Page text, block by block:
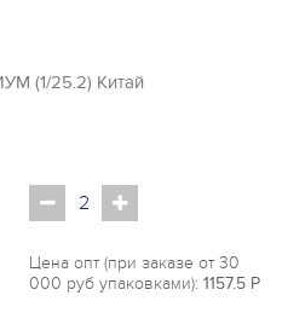
(1/25.2) Китай
Цена опт (при заказе от 30
000 руб упаковками): 1157.5 P